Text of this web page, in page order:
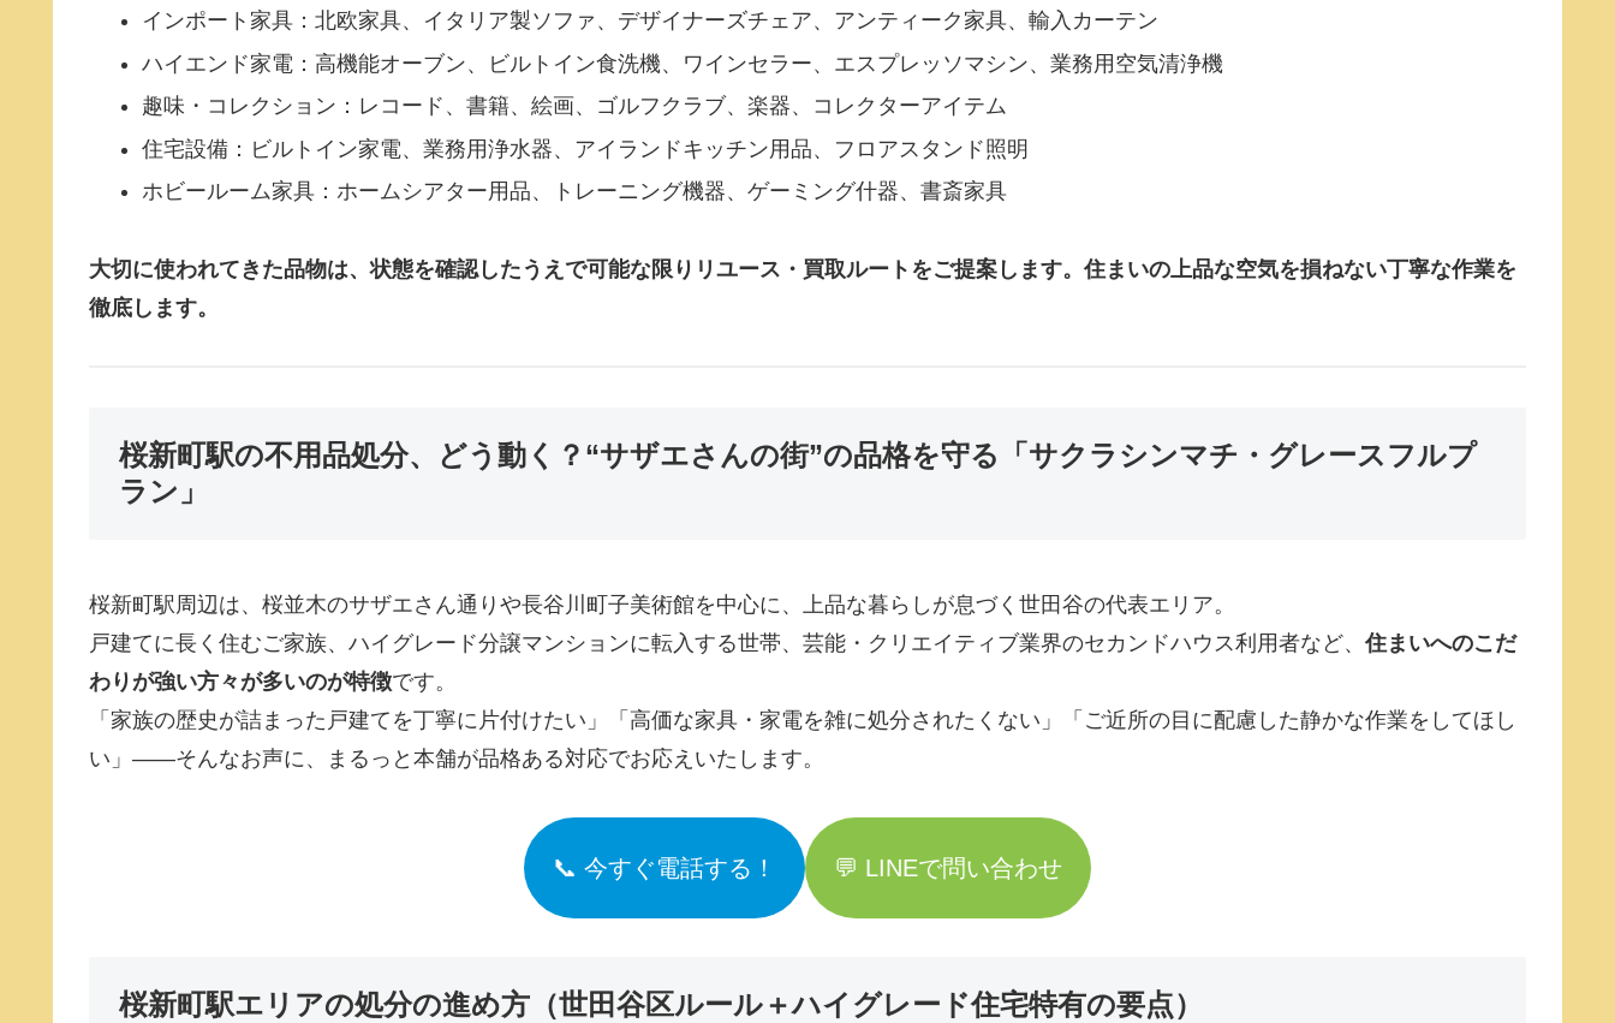
インポート家具：北欧家具、イタリア製ソファ、デザイナーズチェア、アンティーク家具、輸入カーテン
ハイエンド家電：高機能オーブン、ビルトイン食洗機、ワインセラー、エスプレッソマシン、業務用空気清浄機
趣味・コレクション：レコード、書籍、絵画、ゴルフクラブ、楽器、コレクターアイテム
住宅設備：ビルトイン家電、業務用浄水器、アイランドキッチン用品、フロアスタンド照明
ホビールーム家具：ホームシアター用品、トレーニング機器、ゲーミング什器、書斎家具
大切に使われてきた品物は、状態を確認したうえで可能な限りリユース・買取ルートをご提案します。住まいの上品な空気を損ねない丁寧な作業を
徹底します。
桜新町駅の不用品処分、どう動く？“サザエさんの街”の品格を守る「サクラシンマチ・グレースフルプ
ラン」
桜新町駅周辺は、桜並木のサザエさん通りや長谷川町子美術館を中心に、上品な暮らしが息づく世田谷の代表エリア。
戸建てに長く住むご家族、ハイグレード分譲マンションに転入する世帯、芸能・クリエイティブ業界のセカンドハウス利用者など、住まいへのこだ
わりが強い方々が多いのが特徴です。
「家族の歴史が詰まった戸建てを丁寧に片付けたい」「高価な家具・家電を雑に処分されたくない」「ご近所の目に配慮した静かな作業をしてほし
い」――そんなお声に、まるっと本舗が品格ある対応でお応えいたします。
📞 今すぐ電話する！ 💬 LINEで問い合わせ
桜新町駅エリアの処分の進め方（世田谷区ルール＋ハイグレード住宅特有の要点）